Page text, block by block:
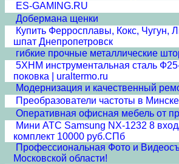
ES-GAMING.RU
Добермана щенки
Купить Ферросплавы, Кокс, Чугун,
шпат Днепропетровск
гибкие прочные металлические
5ХНМ инструментальная сталь
поковка | uraltermo.ru
Модернизация и качественный
Преобразователи частоты в Минске
Оперативная офисная мебель от
Мини АТС Samsung NX-1232 8
комплект 10000 руб.СПб
Профессиональная Фото и
Московской области!